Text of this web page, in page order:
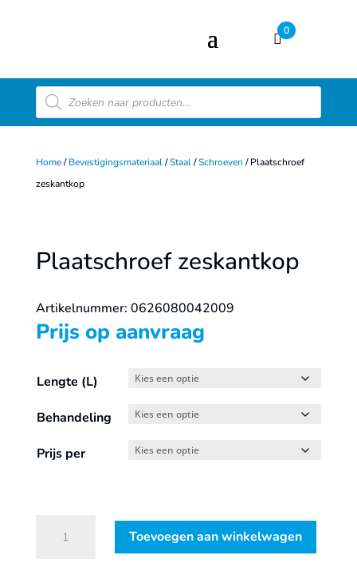
0
Producten
zoeken
Home/Bevestigingsmateriaal/Staal/Schroeven / Plaatschroef
zeskantkop
Plaatschroef zeskantkop
Artikelnummer: 0626080042009
Prijs op aanvraag
Lengte (L)
Behandeling
Prijs per
zeskantkop
Toevoegen aan winkelwagen